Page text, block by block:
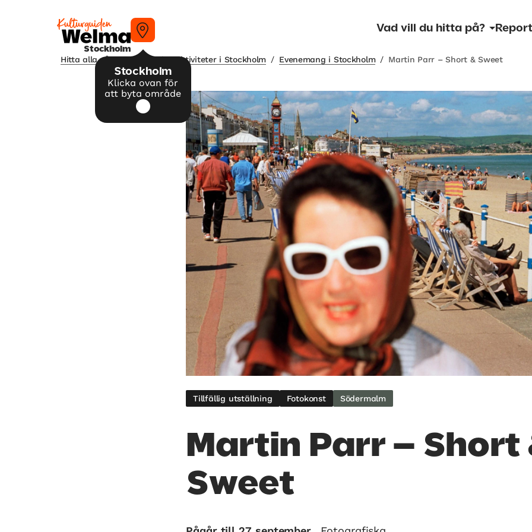
Stockholm
Stockholm
Klicka ovan för
att byta område
Vad vill du hitta på?
Hitta alla våra tips på kulturaktiviteter i Stockholm / Evenemang i Stockholm / Martin Parr – Short & Sweet
Tillfällig utställning Fotokonst Södermalm
Martin Parr – Short
Sweet